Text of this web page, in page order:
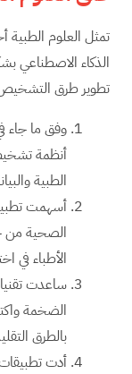
تمثل العلوم الطبية
الذكاء الاصطناعي
تطوير طرق التشخيص
وفق ما جاء
أنظمة
الطبية
أسهمت
الصحية من
الأطباء في
ساعدت
الضخمة
بالطرق
أدت